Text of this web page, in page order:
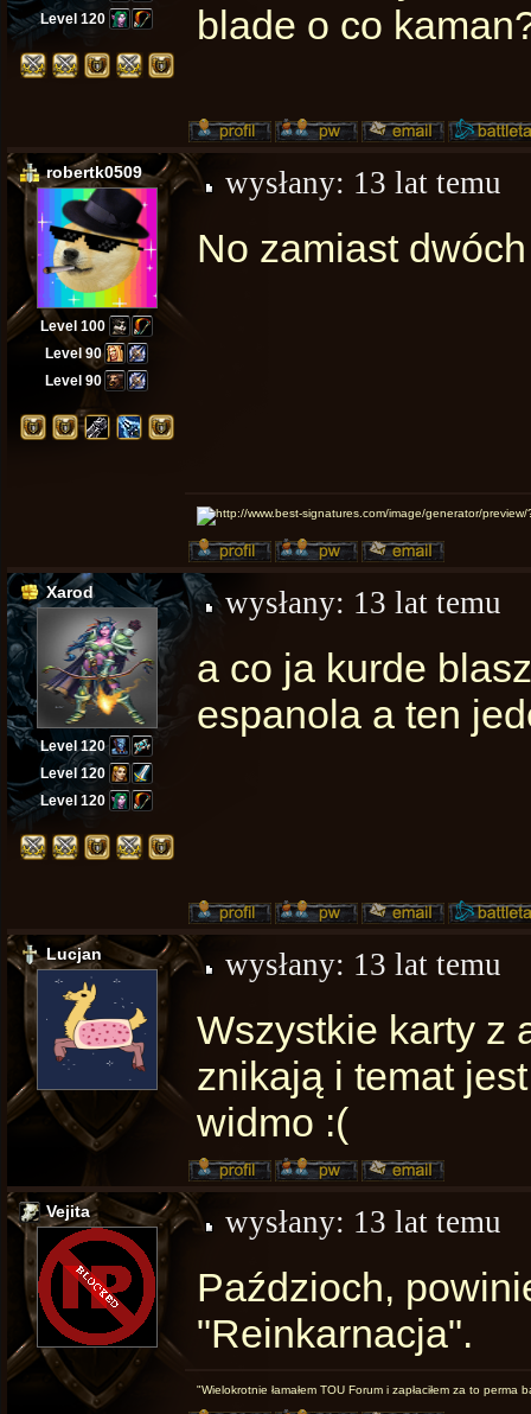
Level 120
blade o co
robertk0509
Level 100
Level 90
Level 90
wysłany: 13 lat temu
No zamiast
Xarod
Level 120
Level 120
Level 120
wysłany: 13 lat temu
a co ja kurde
espanola a ten
Lucjan wysłany: 13 lat temu
Wszystkie karty z
znikają i temat
widmo :(
Vejita wysłany: 13 lat temu
Paździoch,
"Reinkarnacja".
"Wielokrotnie łamałem TOU Forum i zapłaciłem za to perma